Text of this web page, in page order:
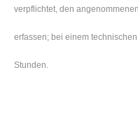
verpflichtet, den
erfassen; bei einem
Stunden.